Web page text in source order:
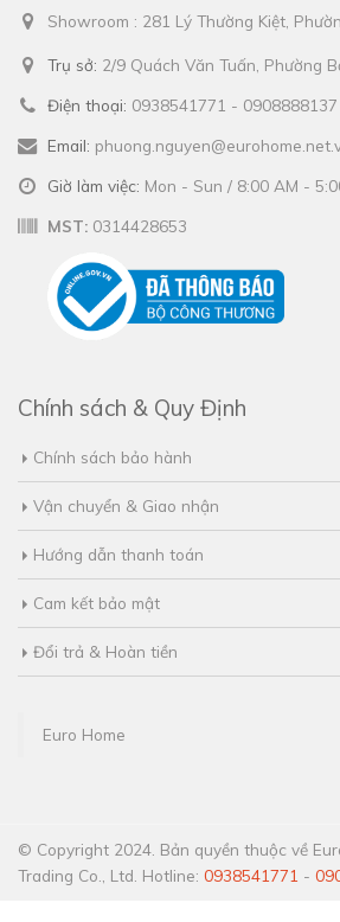
Showroom : 281 Lý Thường Kiệt,
Trụ sở: 2/9 Quách Văn Tuấn, Phường
Điện thoại: 0938541771 - 0908888137
Email:
Giờ làm việc: Mon - Sun / 8:00 AM -
MST: 0314428653
Chính sách & Quy Định
Chính sách bảo hành
Vận chuyển & Giao nhận
Hướng dẫn thanh toán
Cam kết bảo mật
Đổi trả & Hoàn tiền
Euro Home
© Copyright 2024. Bản quyền thuộc về
Trading Co., Ltd. Hotline: 0938541771 -